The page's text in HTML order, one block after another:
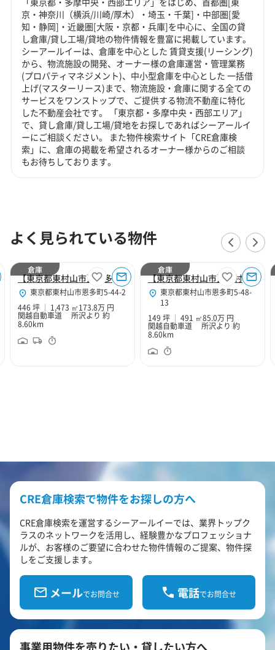
京・神奈川（横浜/川崎/厚木）・埼玉・千葉]・中部圏[愛
知・静岡]・近畿圏[大阪・京都・兵庫]を中心に、全国の貸
し倉庫/貸し工場/貸地の物件情報を豊富に掲載しています。
シーアールイーは、倉庫を中心とした 賃貸支援(リーシング)
から、物流施設の開発、オーナー様の倉庫運営・管理業務
(プロパティマネジメント)、中小型倉庫を中心とした 一括借
上げ(マスターリース)まで、物流施設・倉庫に関する全ての
サービスをワンストップで、ご提供する物流不動産に特化
した不動産会社です。 「東京都・多摩中央・西部エリア」
で、貸し倉庫/貸し工場/貸地をお探しであればシーアールイ
ーにご相談ください。 また物件検索サイト「CRE倉庫検
索」に、倉庫の掲載を希望されるオーナー様からのご相談
もお待ちしております。
よく見られている物件
【東京都東村山市】恩多１３号倉庫
東京都東村山市恩多町5-44-2
446 坪
1,473 ㎡173.8万 円
関越自動車道 所沢より 約
8.60km
倉庫
【東京都東村山市】東村山市恩多町149坪倉庫
東京都東村山市恩多町5-48-
13
149 坪
491 ㎡85.0万 円
関越自動車道 所沢より 約
8.60km
倉庫
CRE倉庫検索で物件をお探しの方へ
CRE倉庫検索を運営するシーアールイーでは、業界トップク
ラスのネットワークを活用し、経験豊かなプロフェッショナ
ルが、お客様のご要望に合わせた物件情報のご提案、物件探
しをご支援します。
メールでお問合せ 電話でお問合せ
事業用物件を売りたい・貸したい方へ